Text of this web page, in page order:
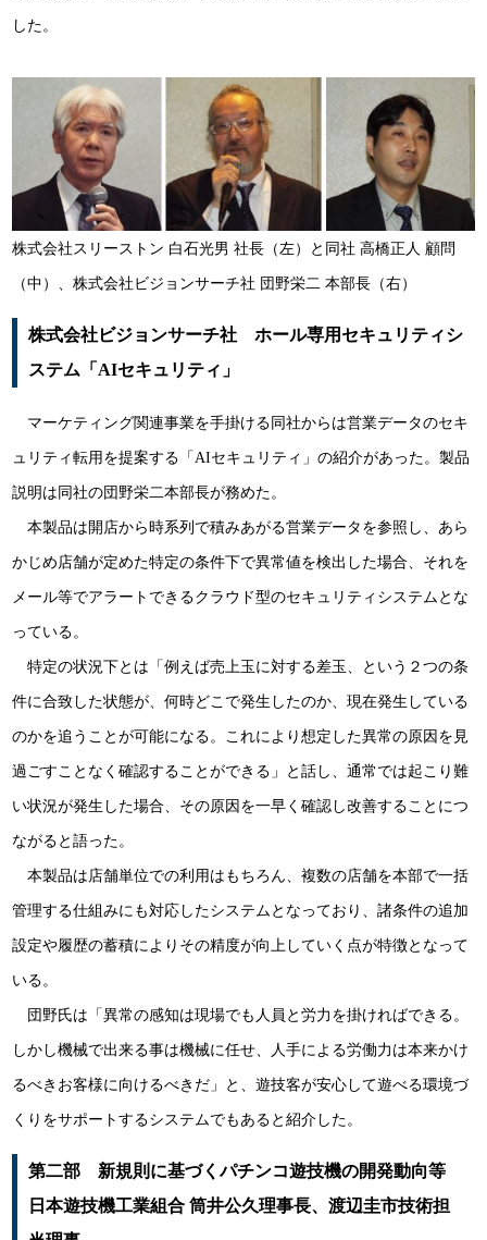
した。
株式会社スリーストン 白石光男 社長（左）と同社 高橋正人 顧問
（中）、株式会社ビジョンサーチ社 団野栄二 本部長（右）
株式会社ビジョンサーチ社 ホール専用セキュリティシ
ステム「AIセキュリティ」
マーケティング関連事業を手掛ける同社からは営業データのセキ
ュリティ転用を提案する「AIセキュリティ」の紹介があった。製品
説明は同社の団野栄二本部長が務めた。
本製品は開店から時系列で積みあがる営業データを参照し、あら
かじめ店舗が定めた特定の条件下で異常値を検出した場合、それを
メール等でアラートできるクラウド型のセキュリティシステムとな
っている。
特定の状況下とは「例えば売上玉に対する差玉、という２つの条
件に合致した状態が、何時どこで発生したのか、現在発生している
のかを追うことが可能になる。これにより想定した異常の原因を見
過ごすことなく確認することができる」と話し、通常では起こり難
い状況が発生した場合、その原因を一早く確認し改善することにつ
ながると語った。
本製品は店舗単位での利用はもちろん、複数の店舗を本部で一括
管理する仕組みにも対応したシステムとなっており、諸条件の追加
設定や履歴の蓄積によりその精度が向上していく点が特徴となって
いる。
団野氏は「異常の感知は現場でも人員と労力を掛ければできる。
しかし機械で出来る事は機械に任せ、人手による労働力は本来かけ
るべきお客様に向けるべきだ」と、遊技客が安心して遊べる環境づ
くりをサポートするシステムでもあると紹介した。
第二部 新規則に基づくパチンコ遊技機の開発動向等
日本遊技機工業組合 筒井公久理事長、渡辺圭市技術担